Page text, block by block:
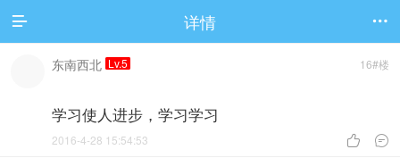
 详情 
16#楼
东南西北 Lv.5
学习使人进步，学习学习
 
2016-4-28 15:54:53